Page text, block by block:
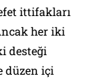
ittifakları
her iki
desteği
düzen içi